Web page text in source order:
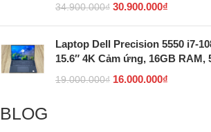
34.900.000₫ 30.900.000₫
Laptop Dell Precision 5550 i7-
15.6″ 4K Cảm ứng, 16GB RAM,
19.000.000₫ 16.000.000₫
BLOG